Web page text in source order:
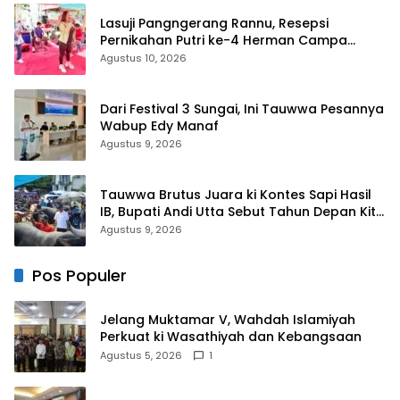
Lasuji Pangngerang Rannu, Resepsi
Pernikahan Putri ke-4 Herman Campa
Dihadiri Seniman
Agustus 10, 2026
Dari Festival 3 Sungai, Ini Tauwwa Pesannya
Wabup Edy Manaf
Agustus 9, 2026
Tauwwa Brutus Juara ki Kontes Sapi Hasil
IB, Bupati Andi Utta Sebut Tahun Depan Kita
Bikin Skala Lebih Besar
Agustus 9, 2026
Pos Populer
Jelang Muktamar V, Wahdah Islamiyah
Perkuat ki Wasathiyah dan Kebangsaan
Agustus 5, 2026 1